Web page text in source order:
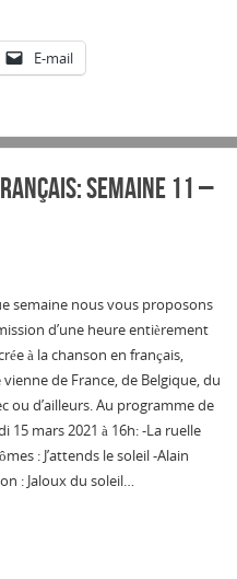
E-mail
Semaine 11 –
semaine nous vous proposons
d’une heure entièrement
à la chanson en français,
vienne de France, de Belgique, du
ou d’ailleurs. Au programme de
15 mars 2021 à 16h: -La ruelle
: J’attends le soleil -Alain
: Jaloux du soleil…